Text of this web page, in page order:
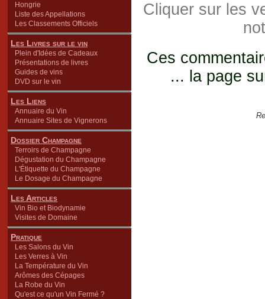
Hongrie
Liste des Appellations
Les Classements Officiels
Les Livres sur le vin
Plein d'Idées de Cadeaux
Présentations de livres
Guides de vins
DVD sur le vin
Les Liens
Annuaire du Vin
Annuaire Sites de Vignerons
Dossier Champagne
Terroirs de Champagne
Dégustation du Champagne
L'Étiquette du Champagne
Le Dosage du Champagne
Les Articles
Vin Bio et Biodynamie
Visites de Domaine
Pratique
Les Salons du Vin
Les Verres à Vin
La Température du Vin
Arômes des Cépages
La Robe du Vin
Qu'est ce qu'un Vin Fermé ?
Cliquer sur les
Ces
... la page